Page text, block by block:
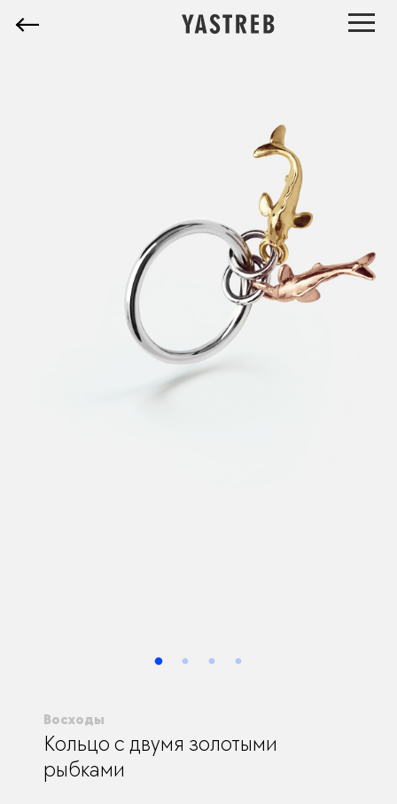
Восходы
Кольцо с двумя золотыми
рыбками